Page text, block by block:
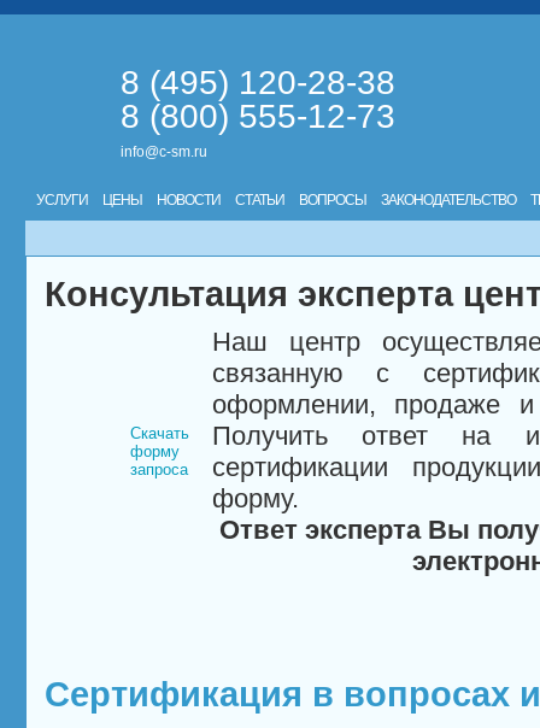
8 (495) 120-28-38
8 (800) 555-12-73
info@c-sm.ru
УСЛУГИ ЦЕНЫ НОВОСТИ СТАТЬИ ВОПРОСЫ ЗАКОНОДАТЕЛЬСТВО
Консультация эксперта
Скачать
форму
запроса
Наш центр
связанную с
оформлении, продаже и
Получить ответ на
сертификации
форму.
Ответ эксперта Вы
Сертификация в вопросах